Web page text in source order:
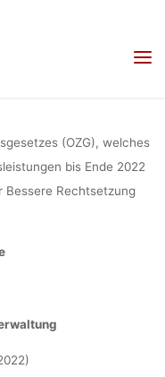
2022
Brownbag-Seminarreihe zu dem
2022 jeweils Mittwoch, 12:30 –
(OZG), welches
bis Ende 2022
Rechtsetzung